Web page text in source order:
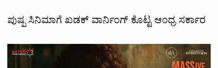
ಪುಷ್ಪ ಸಿನಿಮಾಗೆ ಖಡಕ್ ವಾರ್ನಿಂಗ್ ಕೊಟ್ಟ ಆಂಧ್ರ ಸರ್ಕಾರ